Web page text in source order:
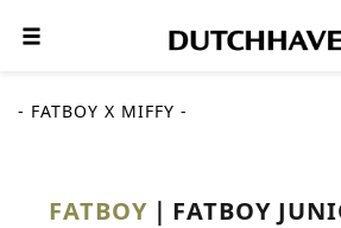
- FATBOY X MIFFY -
FATBOY
FATBOY